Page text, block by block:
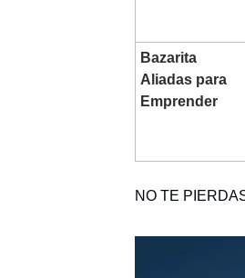
Bazarita
Aliadas para
Emprender
NO TE